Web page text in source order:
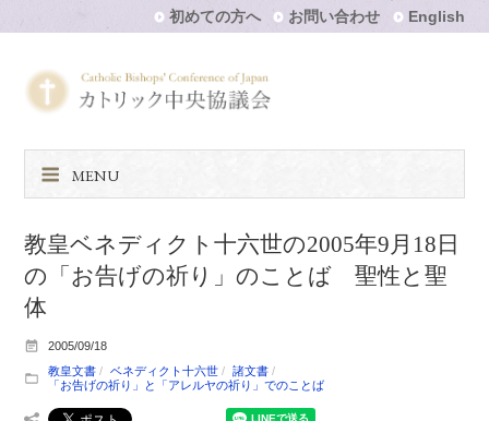
初めての方へ お問い合わせ English
MENU
教皇ベネディクト十六世の2005年9月18日
の「お告げの祈り」のことば 聖性と聖
体
2005/09/18
教皇文書
ベネディクト十六世
諸文書
「お告げの祈り」と「アレルヤの祈り」でのことば